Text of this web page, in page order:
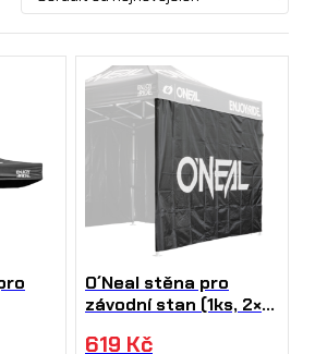
O´Neal stěna pro
závodní stan (1ks, 2×3
619 Kč